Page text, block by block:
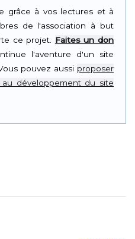
grâce à vos lectures et à
de l'association à but
ce projet. Faites un don
l'aventure d'un site
pouvez aussi proposer
développement du site